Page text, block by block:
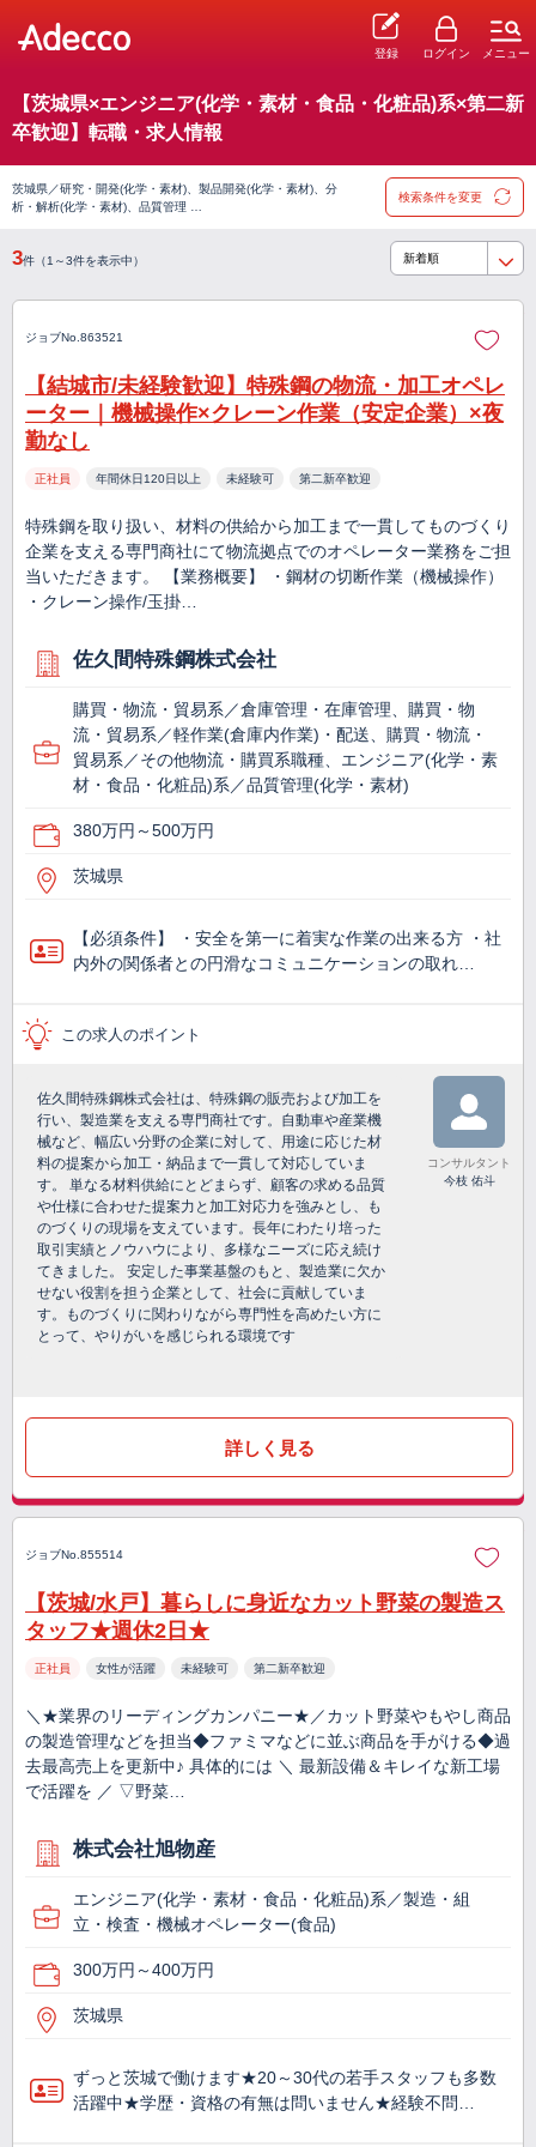
登録 ログイン メニュー
【茨城県×エンジニア(化学・素材・食品・化粧品)系×第二新
卒歓迎】転職・求人情報
茨城県／研究・開発(化学・素材)、製品開発(化学・素材)、分
析・解析(化学・素材)、品質管理 …
検索条件を変更
3件（1～3件を表示中）
ジョブNo.863521
【結城市/未経験歓迎】特殊鋼の物流・加工オペレ
ーター｜機械操作×クレーン作業（安定企業）×夜
勤なし
正社員 年間休日120日以上 未経験可 第二新卒歓迎
特殊鋼を取り扱い、材料の供給から加工まで一貫してものづくり
企業を支える専門商社にて物流拠点でのオペレーター業務をご担
当いただきます。 【業務概要】 ・鋼材の切断作業（機械操作）
・クレーン操作/玉掛…
佐久間特殊鋼株式会社
購買・物流・貿易系／倉庫管理・在庫管理、購買・物
流・貿易系／軽作業(倉庫内作業)・配送、購買・物流・
貿易系／その他物流・購買系職種、エンジニア(化学・素
材・食品・化粧品)系／品質管理(化学・素材)
380万円～500万円
茨城県
【必須条件】 ・安全を第一に着実な作業の出来る方 ・社
内外の関係者との円滑なコミュニケーションの取れ…
この求人のポイント
佐久間特殊鋼株式会社は、特殊鋼の販売および加工を
行い、製造業を支える専門商社です。自動車や産業機
械など、幅広い分野の企業に対して、用途に応じた材
料の提案から加工・納品まで一貫して対応していま
す。 単なる材料供給にとどまらず、顧客の求める品質
や仕様に合わせた提案力と加工対応力を強みとし、も
のづくりの現場を支えています。長年にわたり培った
取引実績とノウハウにより、多様なニーズに応え続け
てきました。 安定した事業基盤のもと、製造業に欠か
せない役割を担う企業として、社会に貢献していま
す。ものづくりに関わりながら専門性を高めたい方に
とって、やりがいを感じられる環境です
コンサルタント
今枝 佑斗
詳しく見る
ジョブNo.855514
【茨城/水戸】暮らしに身近なカット野菜の製造ス
タッフ★週休2日★
正社員 女性が活躍 未経験可 第二新卒歓迎
＼★業界のリーディングカンパニー★／カット野菜やもやし商品
の製造管理などを担当◆ファミマなどに並ぶ商品を手がける◆過
去最高売上を更新中♪ 具体的には ＼ 最新設備＆キレイな新工場
で活躍を ／ ▽野菜…
株式会社旭物産
エンジニア(化学・素材・食品・化粧品)系／製造・組
立・検査・機械オペレーター(食品)
300万円～400万円
茨城県
ずっと茨城で働けます★20～30代の若手スタッフも多数
活躍中★学歴・資格の有無は問いません★経験不問…